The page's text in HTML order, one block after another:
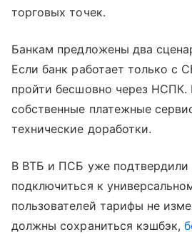
торговых точек.
Банкам предложены два
Если банк работает только с
пройти бесшовно через НСПК.
собственные платежные
технические доработки.
В ВТБ и ПСБ уже подтвердили
подключиться к
пользователей тарифы не
должны сохраниться кэшбэк,